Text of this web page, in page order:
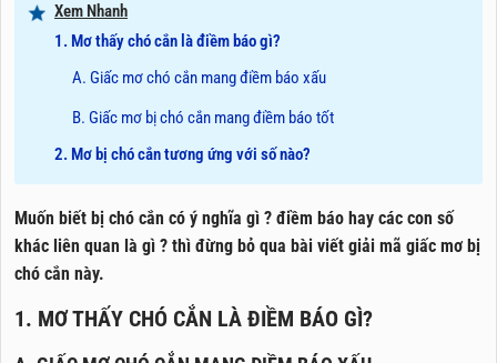
Xem Nhanh
1. Mơ thấy chó cắn là điềm báo gì?
A. Giấc mơ chó cắn mang điềm báo xấu
B. Giấc mơ bị chó cắn mang điềm báo tốt
2. Mơ bị chó cắn tương ứng với số nào?
Muốn biết bị chó cắn có ý nghĩa gì ? điềm báo hay các con số
khác liên quan là gì ? thì đừng bỏ qua bài viết giải mã giấc mơ bị
chó cắn này.
1. MƠ THẤY CHÓ CẮN LÀ ĐIỀM BÁO GÌ?